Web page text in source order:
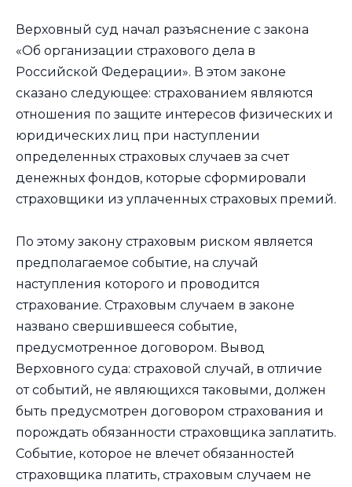
Верховный суд начал разъяснение с закона
«Об организации страхового дела в
Российской Федерации». В этом законе
сказано следующее: страхованием являются
отношения по защите интересов физических и
юридических лиц при наступлении
определенных страховых случаев за счет
денежных фондов, которые сформировали
страховщики из уплаченных страховых премий.
По этому закону страховым риском является
предполагаемое событие, на случай
наступления которого и проводится
страхование. Страховым случаем в законе
названо свершившееся событие,
предусмотренное договором. Вывод
Верховного суда: страховой случай, в отличие
от событий, не являющихся таковыми, должен
быть предусмотрен договором страхования и
порождать обязанности страховщика заплатить.
Событие, которое не влечет обязанностей
страховщика платить, страховым случаем не